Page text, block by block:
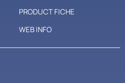
PRODUCT FICHE
WEB INFO